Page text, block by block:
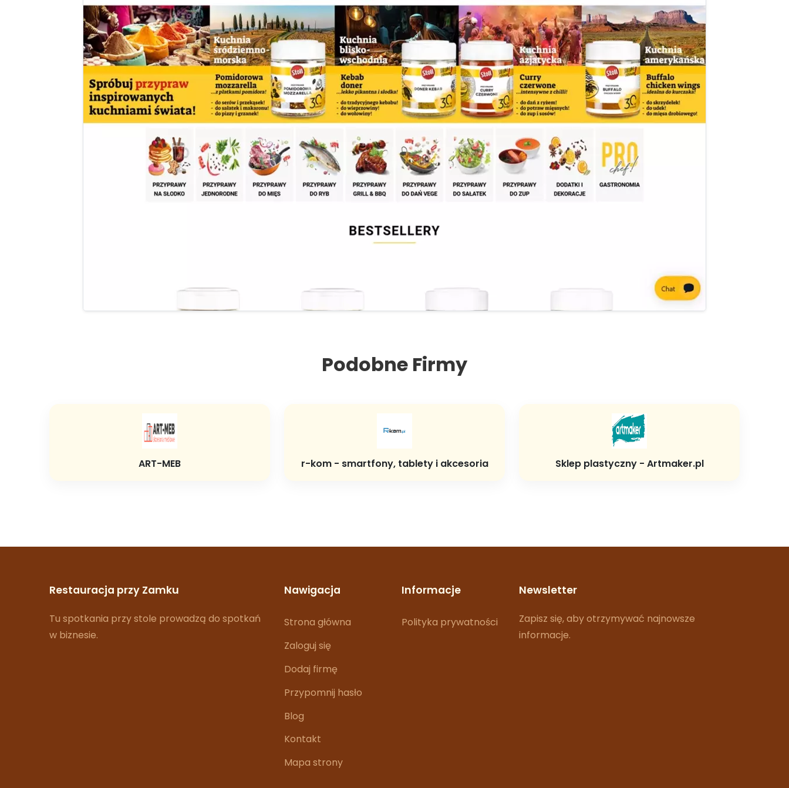
Podobne Firmy
ART-MEB r-kom - smartfony, tablety i akcesoria Sklep plastyczny - Artmaker.pl
Restauracja przy Zamku
Tu spotkania przy stole prowadzą do spotkań
w biznesie.
Nawigacja
Strona główna
Zaloguj się
Dodaj firmę
Przypomnij hasło
Blog
Kontakt
Mapa strony
Informacje
Polityka prywatności
Newsletter
Zapisz się, aby otrzymywać najnowsze
informacje.